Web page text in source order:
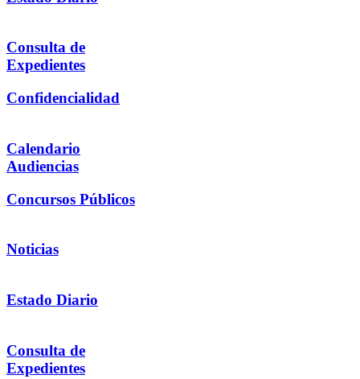
Consulta de
Expedientes
Confidencialidad
Calendario
Audiencias
Concursos Públicos
Noticias
Estado Diario
Consulta de
Expedientes